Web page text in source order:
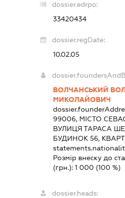
dossier.edrpo:
33420434
dossier.regDate:
10.02.05
ВОЛЧАНСЬКИЙ
МИКОЛАЙОВИЧ
99006, МІСТО
ВУЛИЦЯ ТАРАСА
БУДИНОК 56,
Розмір внеску до
(грн.):1 000 (100 %)
dossier.heads: